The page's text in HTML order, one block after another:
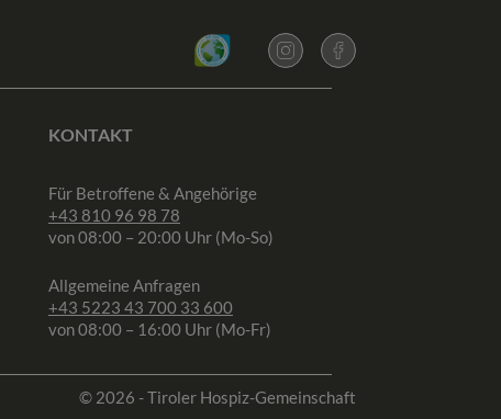
KONTAKT
Für Betroffene & Angehörige
+43 810 96 98 78
von 08:00 – 20:00 Uhr (Mo-So)
Allgemeine Anfragen
+43 5223 43 700 33 600
von 08:00 – 16:00 Uhr (Mo-Fr)
© 2026 - Tiroler Hospiz-Gemeinschaft